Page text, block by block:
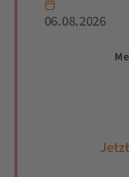
06.08.2026